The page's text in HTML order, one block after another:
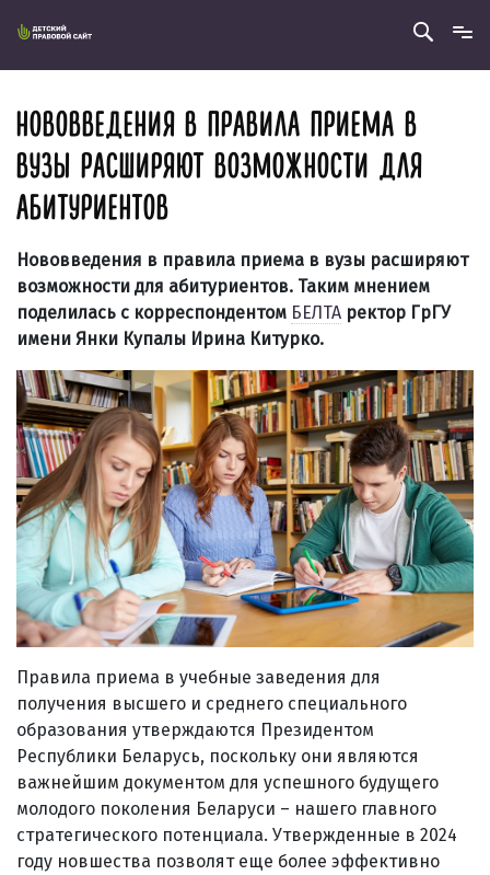
НОВОВВЕДЕНИЯ В ПРАВИЛА ПРИЕМА В
ВУЗЫ РАСШИРЯЮТ ВОЗМОЖНОСТИ ДЛЯ
АБИТУРИЕНТОВ
Нововведения в правила приема в вузы расширяют
возможности для абитуриентов. Таким мнением
поделилась с корреспондентом БЕЛТА ректор ГрГУ
имени Янки Купалы Ирина Китурко.
Правила приема в учебные заведения для
получения высшего и среднего специального
образования утверждаются Президентом
Республики Беларусь, поскольку они являются
важнейшим документом для успешного будущего
молодого поколения Беларуси – нашего главного
стратегического потенциала. Утвержденные в 2024
году новшества позволят еще более эффективно